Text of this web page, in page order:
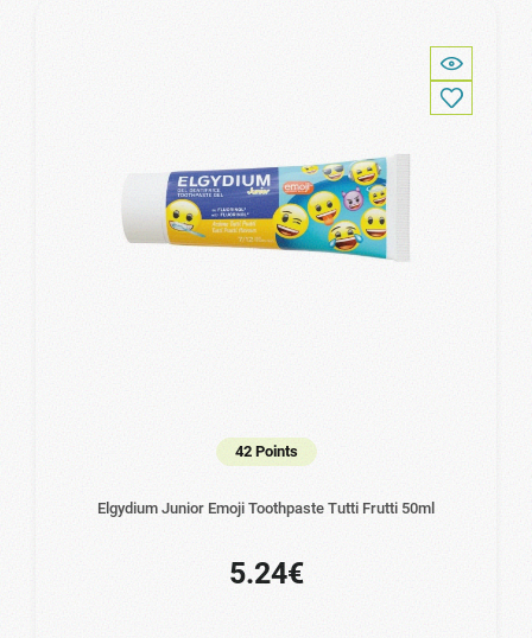
42 Points
Elgydium Junior Emoji Toothpaste Tutti Frutti 50ml
5.24€